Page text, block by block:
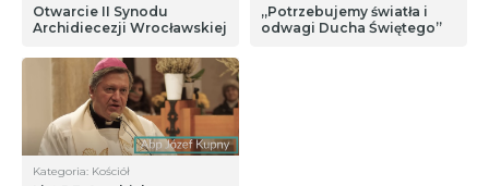
Otwarcie II Synodu
Archidiecezji Wrocławskiej
„Potrzebujemy światła i
odwagi Ducha Świętego”
Kategoria: Kościół